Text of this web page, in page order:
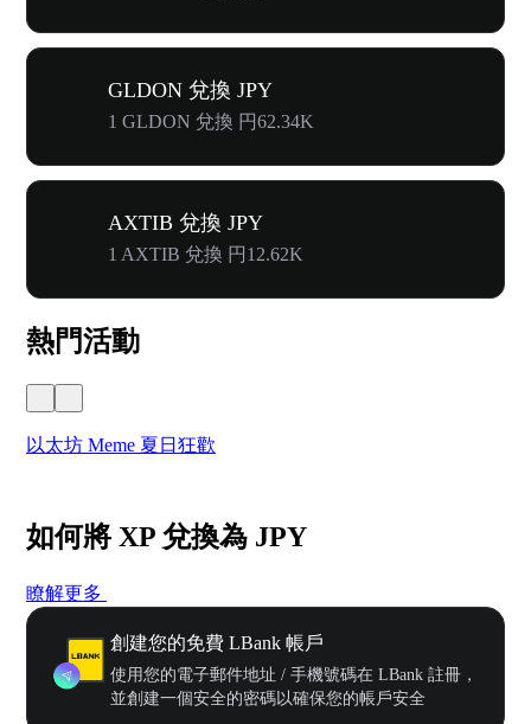
GLDON 兌換 JPY
1 GLDON 兌換 円62.34K
AXTIB 兌換 JPY
1 AXTIB 兌換 円12.62K
熱門活動
以太坊 Meme 夏日狂歡
如何將 XP 兌換為 JPY
瞭解更多
創建您的免費 LBank 帳戶
使用您的電子郵件地址 / 手機號碼在 LBank 註冊，
並創建一個安全的密碼以確保您的帳戶安全